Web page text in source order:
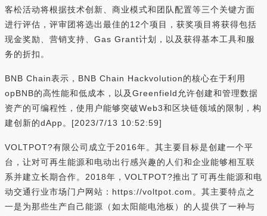
客松活动将根据技术创新、商业模式和团队配置等三个关键方面
进行评估，评审团将选出最佳的12个项目，获奖项目将获得包括
现金奖励、营销支持、Gas Grant计划，以及获得基本工具和服
务的折扣。
BNB Chain表示，BNB Chain Hackvolution的核心在于利用
opBNB的高性能和低成本，以及Greenfield允许创建和管理数据
资产的可编程性，使用户能够突破Web3和区块链领域的限制，构
建创新的dApp。[2023/7/13 10:52:59]
VOLTPOT?有限公司成立于2016年。其主要目标是创建一个平
台，让对可再生能源和电动出行感兴趣的人们和企业能够相互联
系并建立长期合作。2018年，VOLTPOT?推出了可再生能源和电
动交通行业市场门户网站：https://voltpot.com。其主要特点之
一是为那些生产自己能源（如太阳能电池板）的人提供了一种与